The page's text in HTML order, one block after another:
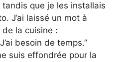
que je les installais
J’ai laissé un mot à
la cuisine :
besoin de temps.”
suis effondrée pour la